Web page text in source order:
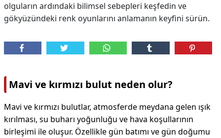
olguların ardındaki bilimsel sebepleri keşfedin ve
gökyüzündeki renk oyunlarını anlamanın keyfini sürün.
Mavi ve kırmızı bulut neden olur?
Mavi ve kırmızı bulutlar, atmosferde meydana gelen ışık
kırılması, su buharı yoğunluğu ve hava koşullarının
birleşimi ile oluşur. Özellikle gün batımı ve gün doğumu